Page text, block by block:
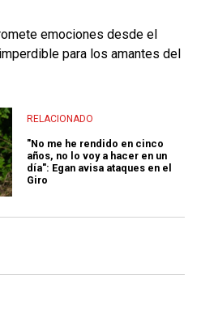
emociones desde el
para los amantes del
RELACIONADO
"No me he rendido en cinco
años, no lo voy a hacer en un
día": Egan avisa ataques en el
Giro